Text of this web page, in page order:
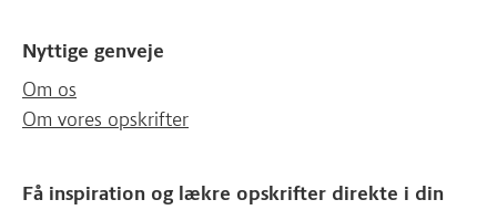
Nyttige genveje
Om os
Om vores opskrifter
Få inspiration og lækre opskrifter direkte i din